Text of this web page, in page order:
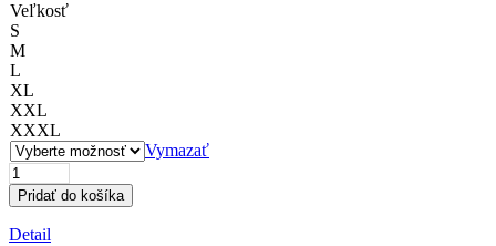
Veľkosť
S
M
L
XL
XXL
XXXL
Vymazať
množstvo
Pánske
elitné
polo
Pridať do košíka
Detail